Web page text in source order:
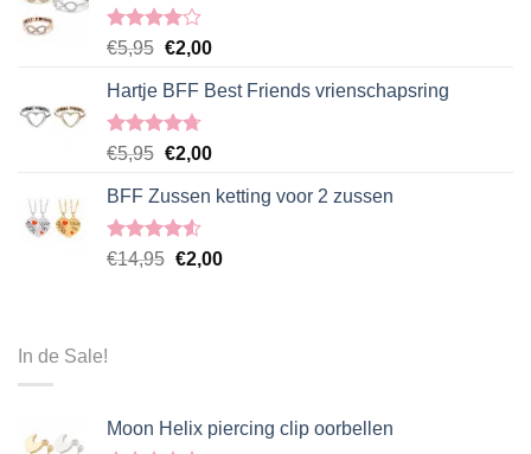
Gewaardeerd
5
€5,95 Oorspronkelijke
was:
€5,95.
€2,00Huidige
is:
Hartje BFF Best Friends vrienschapsring
Gewaardeerd
€5,95 Oorspronkelijke
was:
€5,95.
€2,00Huidige
is:
BFF Zussen ketting voor 2 zussen
Gewaardeerd
€14,95 Oorspronkelijke
€2,00Huidige
In de Sale!
Moon Helix piercing clip oorbellen